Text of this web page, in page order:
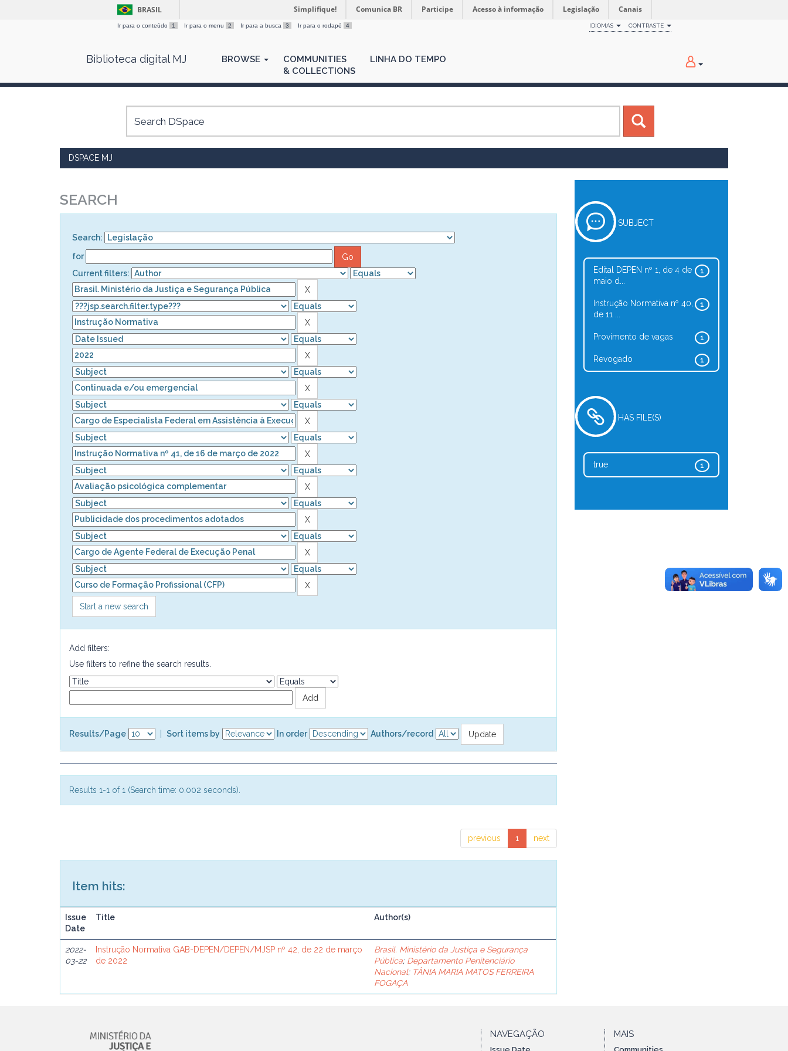
BRASIL Simplifique! Comunica BR Participe Acesso à informação Legislação Canais
Ir para o conteúdo 1 Ir para o menu 2 Ir para a busca 3 Ir para o rodapé 4 IDIOMAS CONTRASTE
Biblioteca digital MJ BROWSE
COMMUNITIES
& COLLECTIONS
LINHA DO TEMPO
DSPACE MJ
SEARCH
Search:
for
Current filters:
Start a new search
Add filters:
Use filters to refine the search results.
Results/Page Sort items by In order Authors/record
Results 1-1 of 1 (Search time: 0.002 seconds).
previous 1 next
Item hits:
Issue
Date
Title Author(s)
2022-
03-22
Instrução Normativa GAB-DEPEN/DEPEN/MJSP nº 42, de 22 de março
de 2022
Brasil. Ministério da Justiça e Segurança
Pública; Departamento Penitenciário
Nacional; TÂNIA MARIA MATOS FERREIRA
FOGAÇA
SUBJECT
1
Edital DEPEN nº 1, de 4 de
maio d...
1
Instrução Normativa nº 40,
de 11 ...
1
Provimento de vagas
1
Revogado
HAS FILE(S)
1
true
NAVEGAÇÃO MAIS